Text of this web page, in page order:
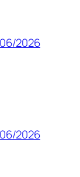
2026
2026